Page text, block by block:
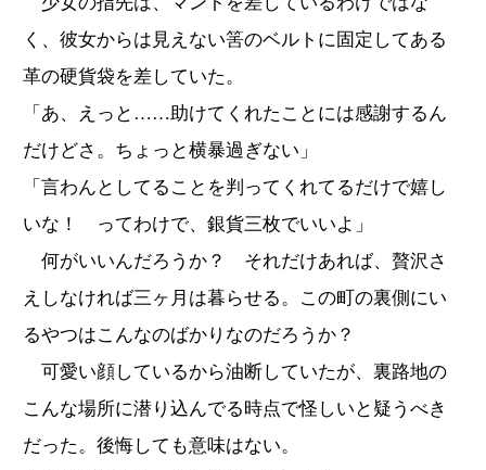
く、彼女からは見えない筈のベルトに固定してある
革の硬貨袋を差していた。
「あ、えっと……助けてくれたことには感謝するん
だけどさ。ちょっと横暴過ぎない」
「言わんとしてることを判ってくれてるだけで嬉し
いな！ ってわけで、銀貨三枚でいいよ」
何がいいんだろうか？ それだけあれば、贅沢さ
えしなければ三ヶ月は暮らせる。この町の裏側にい
るやつはこんなのばかりなのだろうか？
可愛い顔しているから油断していたが、裏路地の
こんな場所に潜り込んでる時点で怪しいと疑うべき
だった。後悔しても意味はない。